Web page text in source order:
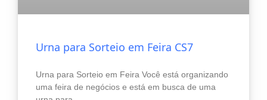
Urna para Sorteio em Feira CS7
Urna para Sorteio em Feira Você está organizando
uma feira de negócios e está em busca de uma